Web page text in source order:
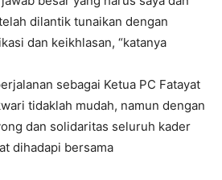
dilantik tunaikan dengan
dan keikhlasan, “katanya
sebagai Ketua PC Fatayat
tidaklah mudah, namun dengan
dan solidaritas seluruh kader
dihadapi bersama